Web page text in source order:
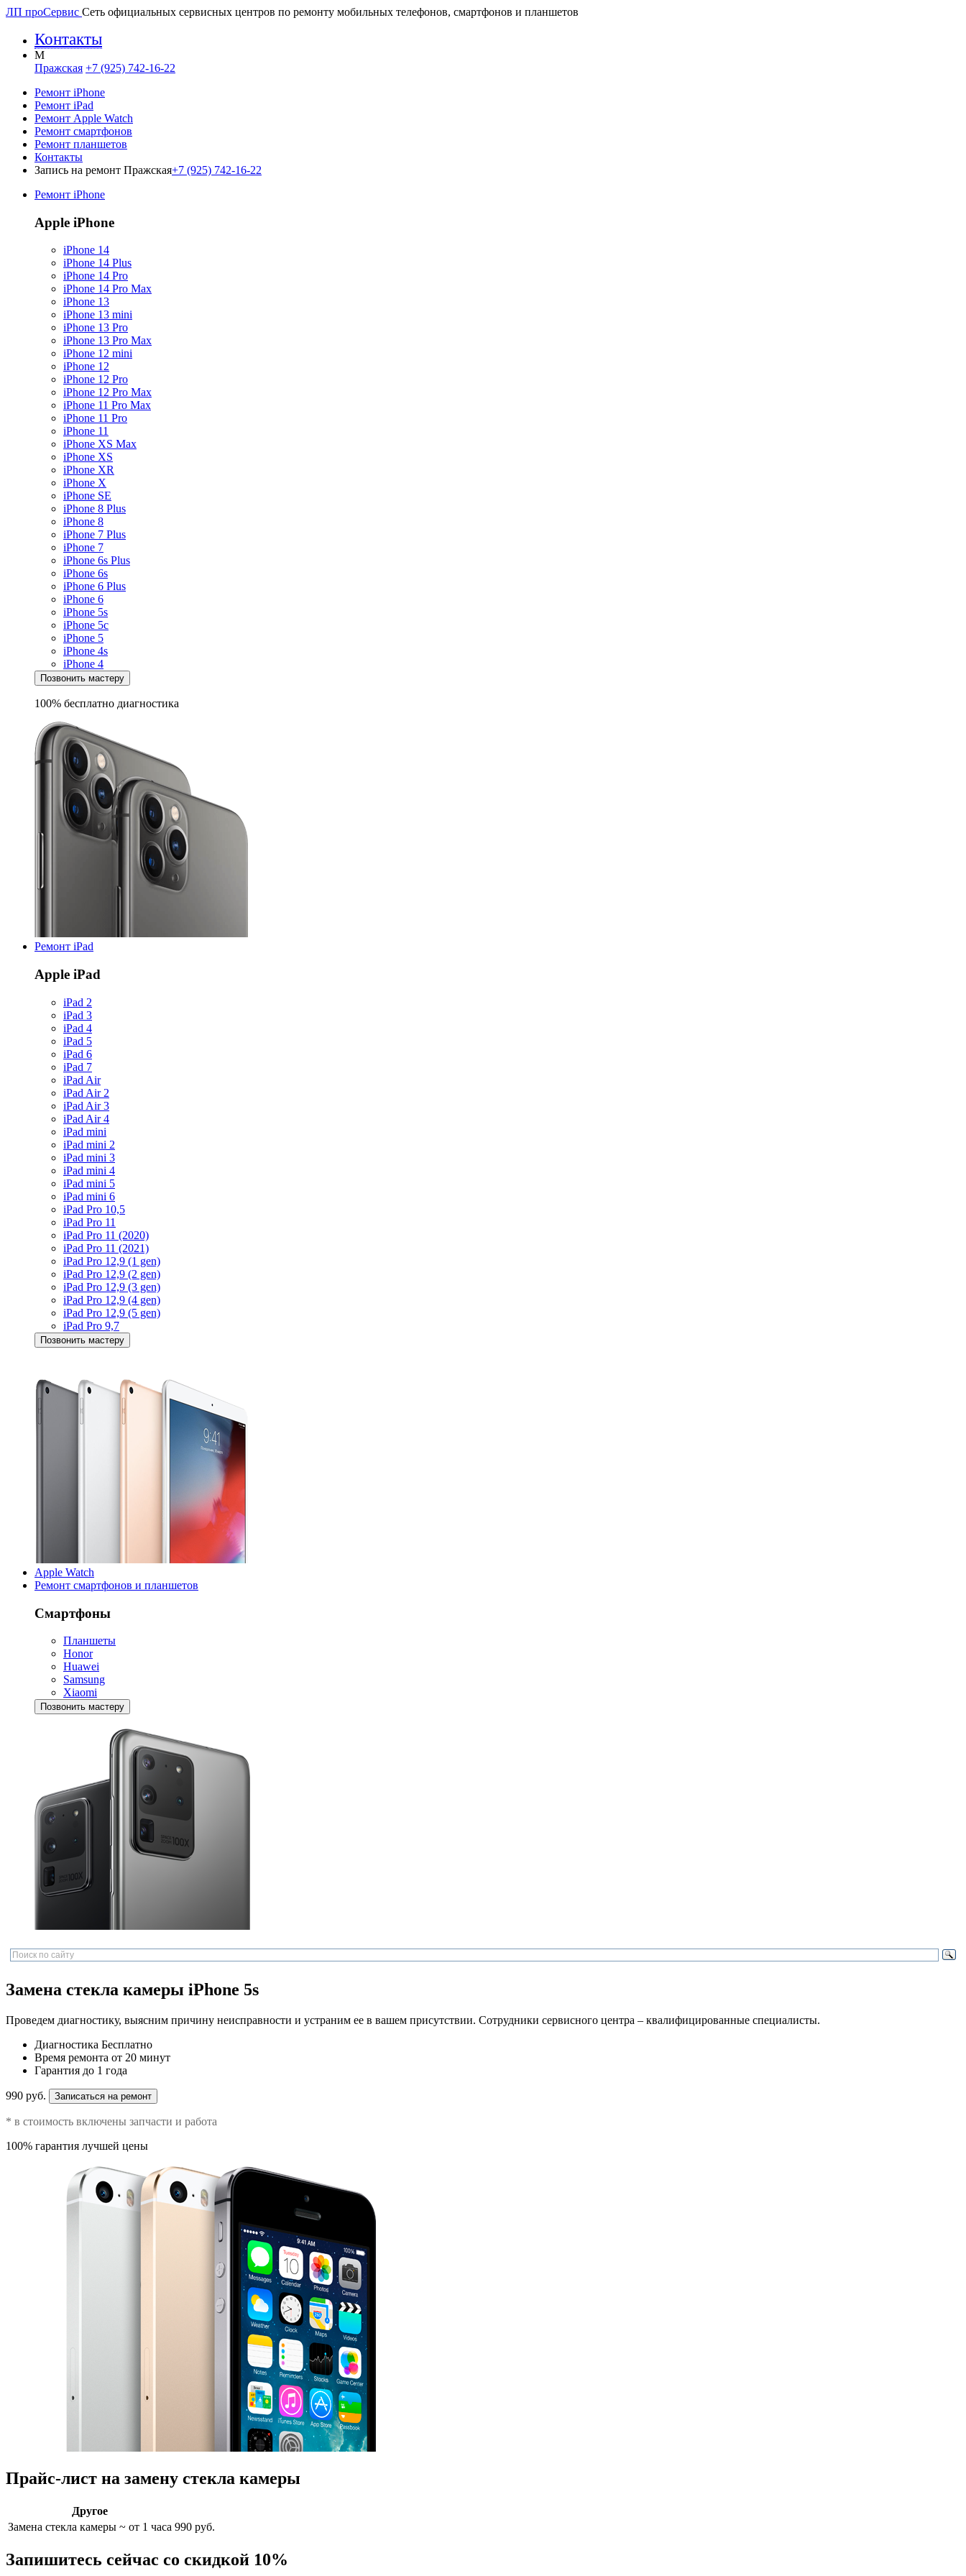
ЛП проСервис Сеть официальных сервисных центров по ремонту мобильных телефонов, смартфонов и планшетов
Контакты
M
Пражская +7 (925) 742-16-22
Ремонт iPhone
Ремонт iPad
Ремонт Apple Watch
Ремонт смартфонов
Ремонт планшетов
Контакты
Запись на ремонт Пражская+7 (925) 742-16-22
Ремонт iPhone
Apple iPhone
iPhone 14
iPhone 14 Plus
iPhone 14 Pro
iPhone 14 Pro Max
iPhone 13
iPhone 13 mini
iPhone 13 Pro
iPhone 13 Pro Max
iPhone 12 mini
iPhone 12
iPhone 12 Pro
iPhone 12 Pro Max
iPhone 11 Pro Max
iPhone 11 Pro
iPhone 11
iPhone XS Max
iPhone XS
iPhone XR
iPhone X
iPhone SE
iPhone 8 Plus
iPhone 8
iPhone 7 Plus
iPhone 7
iPhone 6s Plus
iPhone 6s
iPhone 6 Plus
iPhone 6
iPhone 5s
iPhone 5c
iPhone 5
iPhone 4s
iPhone 4
Позвонить мастеру
100% бесплатно диагностика
Ремонт iPad
Apple iPad
iPad 2
iPad 3
iPad 4
iPad 5
iPad 6
iPad 7
iPad Air
iPad Air 2
iPad Air 3
iPad Air 4
iPad mini
iPad mini 2
iPad mini 3
iPad mini 4
iPad mini 5
iPad mini 6
iPad Pro 10,5
iPad Pro 11
iPad Pro 11 (2020)
iPad Pro 11 (2021)
iPad Pro 12,9 (1 gen)
iPad Pro 12,9 (2 gen)
iPad Pro 12,9 (3 gen)
iPad Pro 12,9 (4 gen)
iPad Pro 12,9 (5 gen)
iPad Pro 9,7
Позвонить мастеру
Apple Watch
Ремонт смартфонов и планшетов
Смартфоны
Планшеты
Honor
Huawei
Samsung
Xiaomi
Позвонить мастеру
Замена стекла камеры iPhone 5s
Проведем диагностику, выясним причину неисправности и устраним ее в вашем присутствии. Сотрудники сервисного центра – квалифицированные специалисты.
Диагностика Бесплатно
Время ремонта от 20 минут
Гарантия до 1 года
990 руб. Записаться на ремонт
* в стоимость включены запчасти и работа
100% гарантия лучшей цены
Прайс-лист на замену стекла камеры
Другое
Замена стекла камеры ~ от 1 часа 990 руб.
Запишитесь сейчас со скидкой 10%